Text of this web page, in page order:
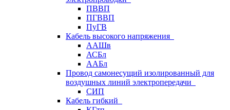
ПВВП
ПГВВП
ПуГВ
Кабель высокого напряжения
ААШв
АСБл
ААБл
Провод самонесущий изолированный для
воздушных линий электропередачи
СИП
Кабель гибкий